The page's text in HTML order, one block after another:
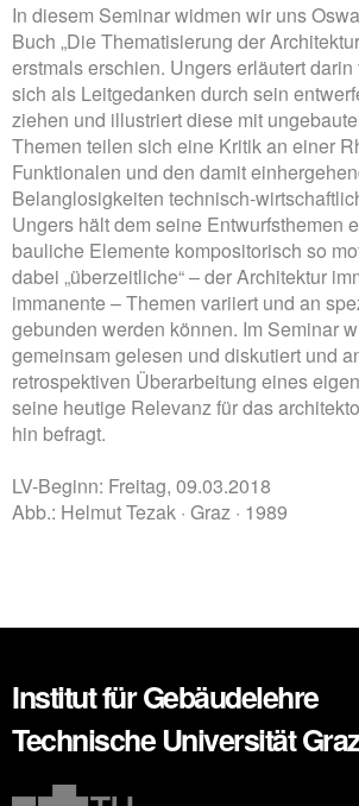
In diesem Seminar widmen wir uns
Buch „Die Thematisierung der
erstmals erschien. Ungers erläutert
sich als Leitgedanken durch sein
ziehen und illustriert diese mit
Themen teilen sich eine Kritik an einer
Funktionalen und den damit
Belanglosigkeiten technisch-
Ungers hält dem seine Entwurfsthemen
bauliche Elemente kompositorisch so
dabei „überzeitliche“ – der Architektur
immanente – Themen variiert und an
gebunden werden können. Im Seminar
gemeinsam gelesen und diskutiert und
retrospektiven Überarbeitung eines
seine heutige Relevanz für das
hin befragt.
LV-Beginn: Freitag, 09.03.2018
Abb.: Helmut Tezak · Graz · 1989
Institut für Gebäudelehre
Technische Universität